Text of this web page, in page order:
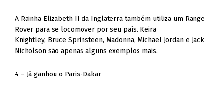
A Rainha Elizabeth II da Inglaterra também utiliza um Range
Rover para se locomover por seu país. Keira
Knightley, Bruce Sprinsteen, Madonna, Michael Jordan e Jack
Nicholson são apenas alguns exemplos mais.
4 – Já ganhou o Paris-Dakar